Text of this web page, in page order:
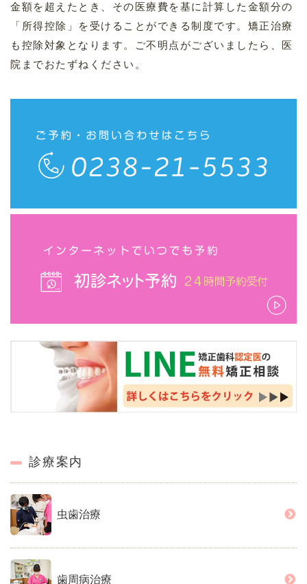
金額を超えたとき、その医療費を基に計算した金額分の
「所得控除」を受けることができる制度です。矯正治療
も控除対象となります。ご不明点がございましたら、医
院までおたずねください。
診療案内
虫歯治療
歯周病治療